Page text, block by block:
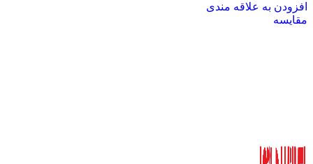
افزودن به علاقه مندی
مقایسه